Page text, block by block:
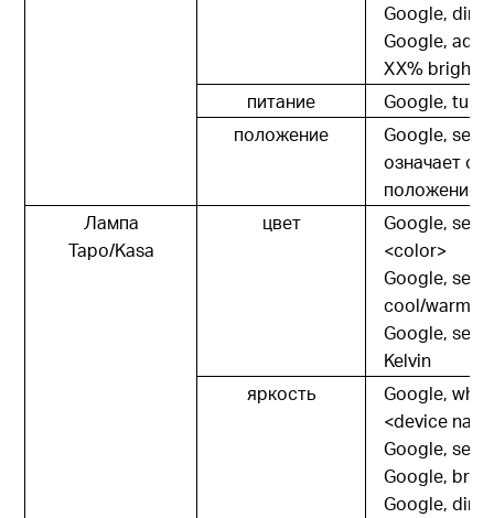
Google, dim
Google,
XX%
питание
Google, turn
положение
Google, set
означает
положение
Лампа
Tapo/Kasa
цвет
Google, set
<color>
Google, set
cool/warm
Google, set
Kelvin
яркость
Google,
<device
Google, set
Google,
Google, dim